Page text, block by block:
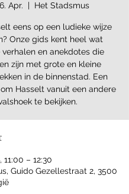
Apr.
  |
Het Stadsmus
eens op een ludieke wijze
Onze gids kent heel wat
en anekdotes die
zijn met grote en kleine
in de binnenstad. Een
Hasselt vanuit een andere
te bekijken.
11:00 – 12:30
Guido Gezellestraat 2, 3500